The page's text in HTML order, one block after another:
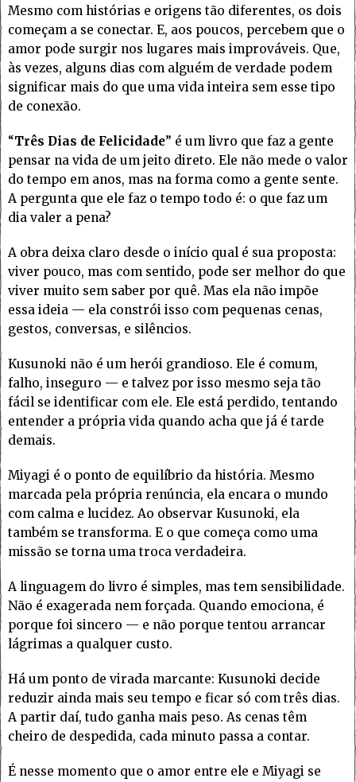
Mesmo com histórias e origens tão diferentes, os dois
começam a se conectar. E, aos poucos, percebem que o
amor pode surgir nos lugares mais improváveis. Que,
às vezes, alguns dias com alguém de verdade podem
significar mais do que uma vida inteira sem esse tipo
de conexão.
“Três Dias de Felicidade” é um livro que faz a gente
pensar na vida de um jeito direto. Ele não mede o valor
do tempo em anos, mas na forma como a gente sente.
A pergunta que ele faz o tempo todo é: o que faz um
dia valer a pena?
A obra deixa claro desde o início qual é sua proposta:
viver pouco, mas com sentido, pode ser melhor do que
viver muito sem saber por quê. Mas ela não impõe
essa ideia — ela constrói isso com pequenas cenas,
gestos, conversas, e silêncios.
Kusunoki não é um herói grandioso. Ele é comum,
falho, inseguro — e talvez por isso mesmo seja tão
fácil se identificar com ele. Ele está perdido, tentando
entender a própria vida quando acha que já é tarde
demais.
Miyagi é o ponto de equilíbrio da história. Mesmo
marcada pela própria renúncia, ela encara o mundo
com calma e lucidez. Ao observar Kusunoki, ela
também se transforma. E o que começa como uma
missão se torna uma troca verdadeira.
A linguagem do livro é simples, mas tem sensibilidade.
Não é exagerada nem forçada. Quando emociona, é
porque foi sincero — e não porque tentou arrancar
lágrimas a qualquer custo.
Há um ponto de virada marcante: Kusunoki decide
reduzir ainda mais seu tempo e ficar só com três dias.
A partir daí, tudo ganha mais peso. As cenas têm
cheiro de despedida, cada minuto passa a contar.
É nesse momento que o amor entre ele e Miyagi se